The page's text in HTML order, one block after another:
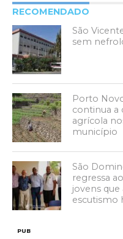
RECOMENDADO
São
sem
Porto
continua a
agrícola
município
São
regressa
jovens
escutismo
PUB